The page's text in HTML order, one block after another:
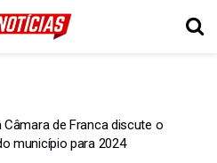
Câmara de Franca discute o
município para 2024